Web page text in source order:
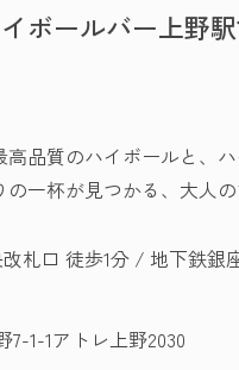
ボールバー上野駅
高品質のハイボールと、
一杯が見つかる、大人
改札口 徒歩1分 / 地下鉄
7-1-1アトレ上野2030